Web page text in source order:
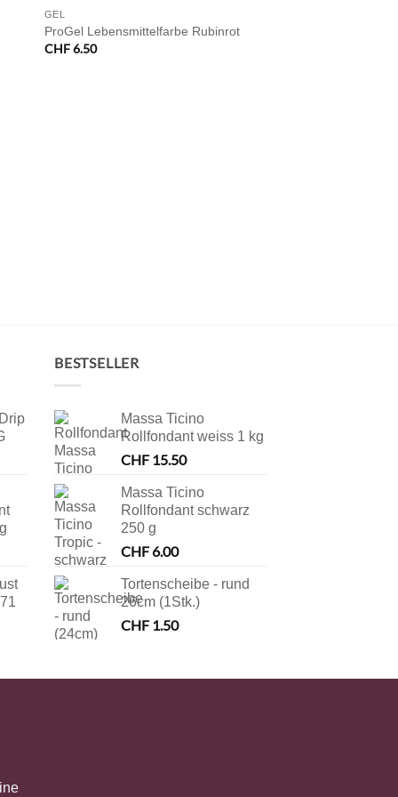
GEL
ProGel Lebensmittelfarbe Rubinrot
CHF6.50
BESTSELLER
Massa Ticino
Rollfondant weiss 1 kg
CHF15.50
Massa Ticino
Rollfondant schwarz
250 g
CHF6.00
Tortenscheibe - rund
26cm (1Stk.)
CHF1.50